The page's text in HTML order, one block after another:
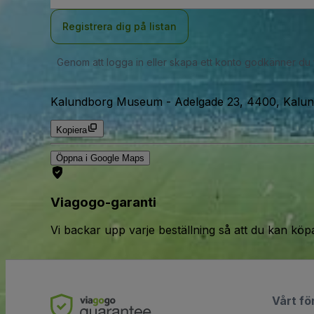
Registrera dig på listan
Genom att logga in eller skapa ett konto godkänner du
Kalundborg Museum - Adelgade 23, 4400,
Kopiera
Öppna i Google Maps
Viagogo-garanti
Vi backar upp varje beställning så att du kan
Vårt